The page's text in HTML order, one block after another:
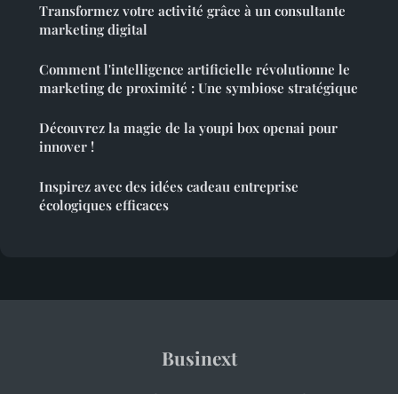
Transformez votre activité grâce à un consultante
marketing digital
Comment l'intelligence artificielle révolutionne le
marketing de proximité : Une symbiose stratégique
Découvrez la magie de la youpi box openai pour
innover !
Inspirez avec des idées cadeau entreprise
écologiques efficaces
Businext